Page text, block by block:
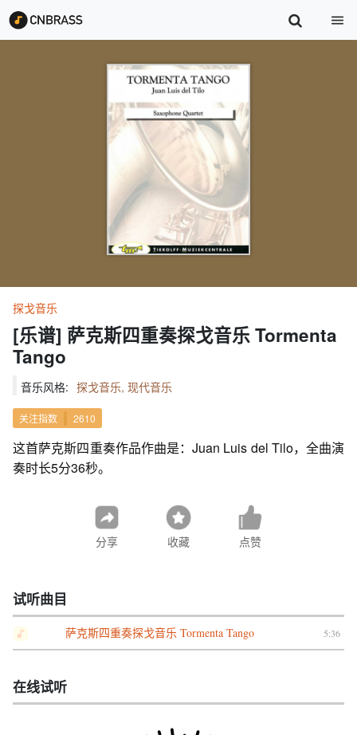
探戈音乐
[乐谱] 萨克斯四重奏探戈音乐 Tormenta
Tango
音乐风格: 探戈音乐, 现代音乐
关注指数 2610
这首萨克斯四重奏作品作曲是：Juan Luis del Tilo，全曲演
奏时长5分36秒。
分享 收藏 点赞
试听曲目
萨克斯四重奏探戈音乐 Tormenta Tango 5:36
在线试听